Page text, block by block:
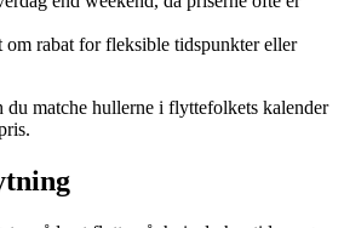
om rabat for fleksible tidspunkter eller
matche hullerne i flyttefolkets kalender